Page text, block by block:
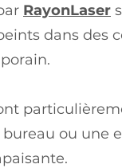
RayonLaser
dans des
ou une